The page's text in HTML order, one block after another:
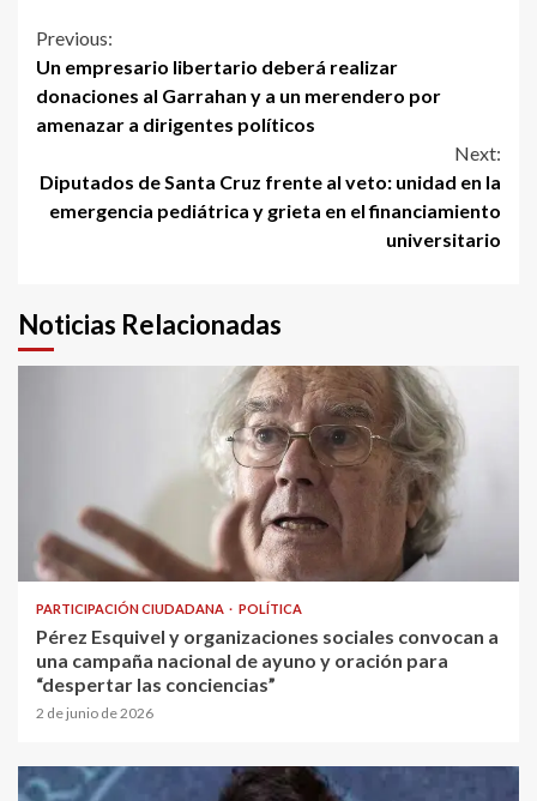
Continue
Reading
Previous:
Un empresario libertario deberá realizar
donaciones al Garrahan y a un merendero por
amenazar a dirigentes políticos
Next:
Diputados de Santa Cruz frente al veto: unidad en la
emergencia pediátrica y grieta en el financiamiento
universitario
Noticias Relacionadas
PARTICIPACIÓN CIUDADANA POLÍTICA
Pérez Esquivel y organizaciones sociales convocan a
una campaña nacional de ayuno y oración para
“despertar las conciencias”
2 de junio de 2026